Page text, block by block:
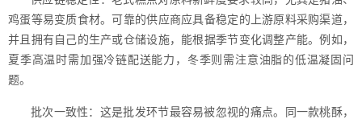
鸡蛋等易变质食材。可靠的供应商应具备稳定的上游原料采购渠道，
并且拥有自己的生产或仓储设施，能根据季节变化调整产能。例如，
夏季高温时需加强冷链配送能力，冬季则需注意油脂的低温凝固问
题。
批次一致性：这是批发环节最容易被忽视的痛点。同一款桃酥，